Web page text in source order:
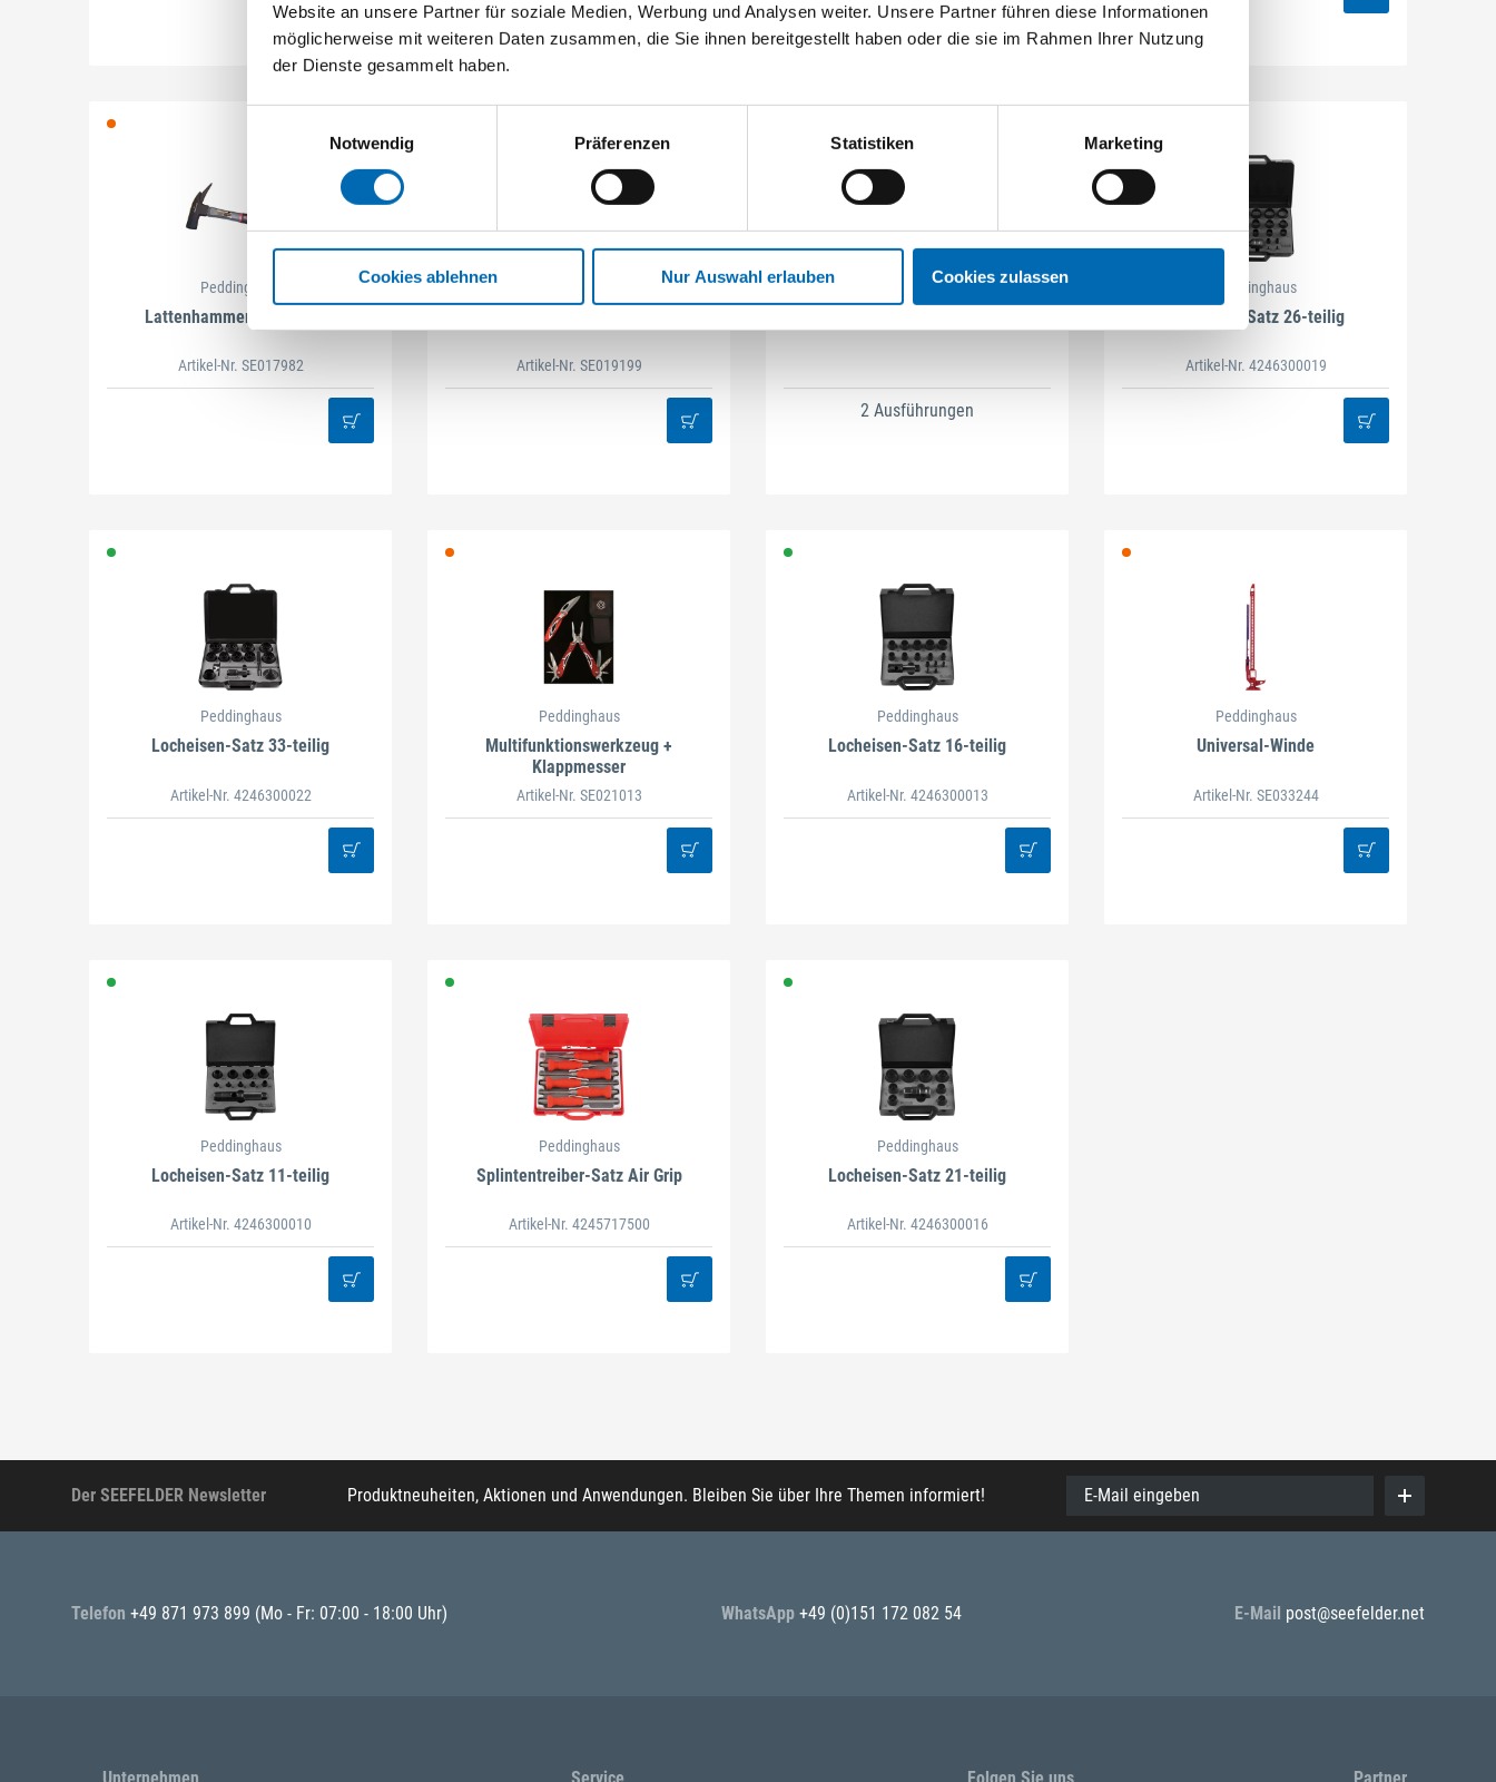
Website an unsere Partner für soziale Medien, Werbung und Analysen weiter. Unsere Partner führen diese Informationen
möglicherweise mit weiteren Daten zusammen, die Sie ihnen bereitgestellt haben oder die sie im Rahmen Ihrer Nutzung
der Dienste gesammelt haben.
Notwendig
Präferenzen Statistiken Marketing
Cookies ablehnen Nur Auswahl erlauben Cookies zulassen
Peddinghaus
Lattenhammer mit Magnet
Artikel-Nr. SE017982 Artikel-Nr. SE019199
Peddinghaus
2 Ausführungen
Peddinghaus
Locheisen-Satz 26-teilig
Artikel-Nr. 4246300019
Peddinghaus
Locheisen-Satz 33-teilig
Artikel-Nr. 4246300022
Peddinghaus
Multifunktionswerkzeug +
Klappmesser
Artikel-Nr. SE021013
Peddinghaus
Locheisen-Satz 16-teilig
Artikel-Nr. 4246300013
Peddinghaus
Universal-Winde
Artikel-Nr. SE033244
Peddinghaus
Locheisen-Satz 11-teilig
Artikel-Nr. 4246300010
Peddinghaus
Splintentreiber-Satz Air Grip
Artikel-Nr. 4245717500
Peddinghaus
Locheisen-Satz 21-teilig
Artikel-Nr. 4246300016
Der SEEFELDER Newsletter Produktneuheiten, Aktionen und Anwendungen. Bleiben Sie über Ihre Themen informiert! E-Mail eingeben
Telefon +49 871 973 899 (Mo - Fr: 07:00 - 18:00 Uhr) WhatsApp +49 (0)151 172 082 54 E-Mail post@seefelder.net